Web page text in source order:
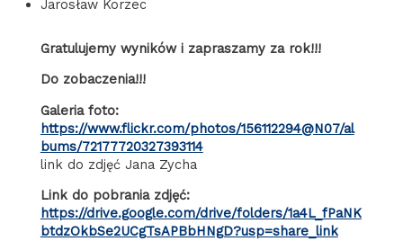
Jarosław Korzec
Gratulujemy wyników i zapraszamy za rok!!!
Do zobaczenia!!!
Galeria foto:
https://www.flickr.com/photos/156112294@N07/al
bums/72177720327393114
link do zdjęć Jana Zycha
Link do pobrania zdjęć:
https://drive.google.com/drive/folders/1a4L_fPaNK
btdzOkbSe2UCgTsAPBbHNgD?usp=share_link